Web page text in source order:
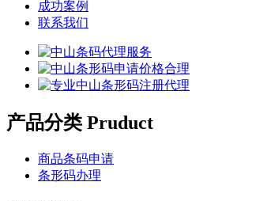
成功案例
联系我们
产品分类 Pruduct
商品条码申请
条形码办理